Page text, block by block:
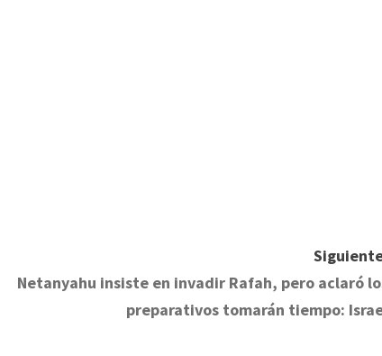
Netanyahu insiste en invadir Rafah, pero aclaró
preparativos tomarán tiempo: